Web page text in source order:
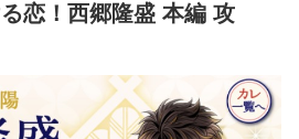
恋！西郷隆盛 本編 攻